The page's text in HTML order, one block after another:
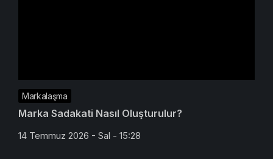
Markalaşma
Marka Sadakati Nasıl Oluşturulur?
14 Temmuz 2026 - Sal - 15:28